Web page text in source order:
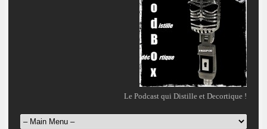
Le Podcast qui Distille et Decortique !